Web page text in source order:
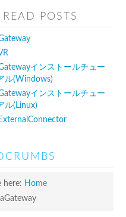
READ POSTS
インストールチュー
ル(Windows)
インストールチュー
ル(Linux)
here: Home